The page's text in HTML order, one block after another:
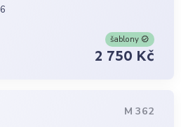
šablony
2 750 Kč
M 362